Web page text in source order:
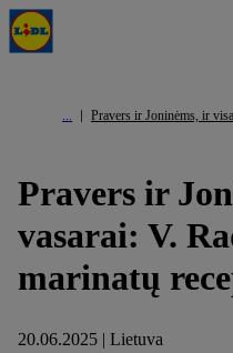
Pravers ir Joninėms, ir
Pravers ir
vasarai: V.
marinatų
20.06.2025 | Lietuva